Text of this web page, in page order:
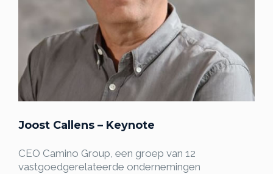
Joost Callens – Keynote
CEO Camino Group, een groep van 12
vastgoedgerelateerde ondernemingen